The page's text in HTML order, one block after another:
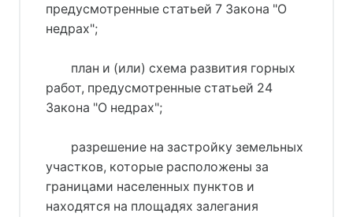
предусмотренные статьей 7 Закона "О
недрах";
план и (или) схема развития горных
работ, предусмотренные статьей 24
Закона "О недрах";
разрешение на застройку земельных
участков, которые расположены за
границами населенных пунктов и
находятся на площадях залегания